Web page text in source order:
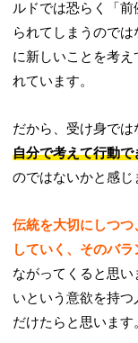
ルドでは恐らく「
られてしまうので
に新しいことを考
れています。
だから、受け身では
自分で考えて行動で
のではないかと感じ
伝統を大切にしつ
していく、そのバ
ながってくると思
いという意欲を持
だけたらと思います